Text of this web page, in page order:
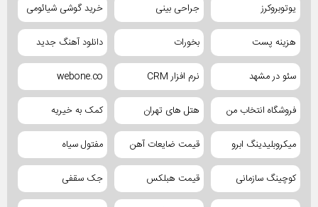
یوتوبروکرز جراحی بینی خرید گوشی شیائومی
هزینه پست بخورات دانلود آهنگ جدید
سئو در مشهد نرم افزار CRM webone.co
فروشگاه انتخاب من هتل های تهران کمک به خیریه
میکروبلیدینگ ابرو قیمت ضایعات آهن مفتول سیاه
کوچینگ سازمانی قیمت هبلکس جک سقفی